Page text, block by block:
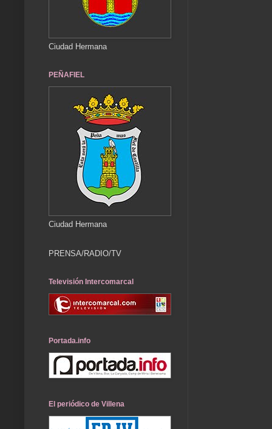
Ciudad Hermana
PEÑAFIEL
Ciudad Hermana
PRENSA/RADIO/TV
Televisión Intercomarcal
Portada.info
El periódico de Villena